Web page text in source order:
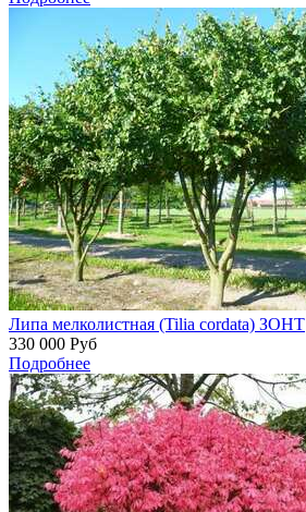
Липа мелколистная (Tilia cordata) ЗОНТ
330 000 Руб
Подробнее